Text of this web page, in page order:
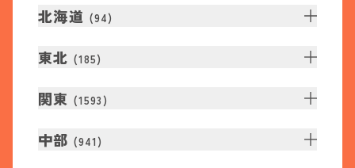
北海道 (94)
東北 (185)
関東 (1593 )
中部 (941 )